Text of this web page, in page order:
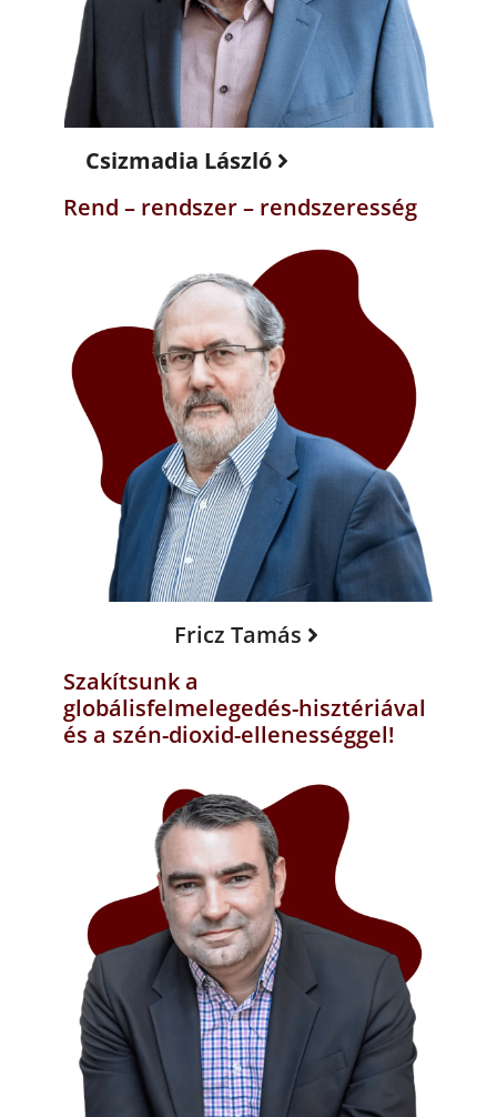
Csizmadia László
Rend – rendszer – rendszeresség
Fricz Tamás
Szakítsunk a
globálisfelmelegedés-hisztériával
és a szén-dioxid-ellenességgel!